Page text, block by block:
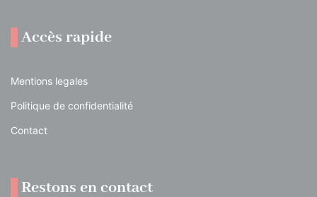
Accès rapide
Mentions legales
Politique de confidentialité
Contact
Restons en contact